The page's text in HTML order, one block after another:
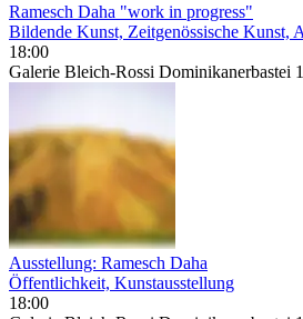
Ramesch Daha "work in progress"
Bildende Kunst, Zeitgenössische Kunst,
18:00
Galerie Bleich-Rossi Dominikanerbastei
Ausstellung: Ramesch Daha
Öffentlichkeit, Kunstausstellung
18:00